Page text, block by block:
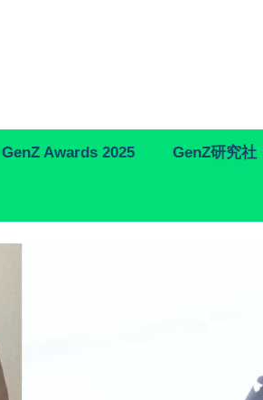
GenZ Awards 2025 GenZ研究社